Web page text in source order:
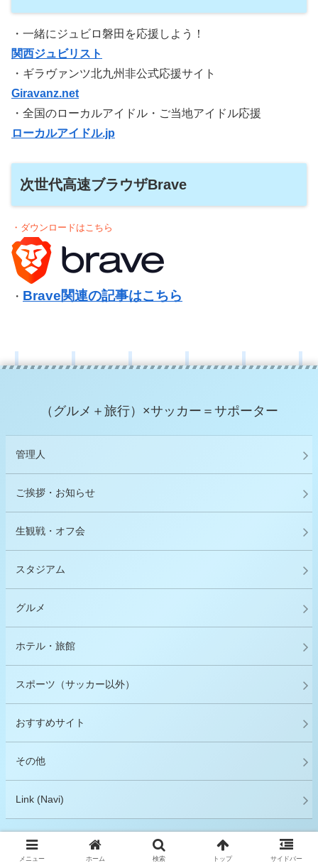
・一緒にジュビロ磐田を応援しよう！
関西ジュビリスト
・ギラヴァンツ北九州非公式応援サイト
Giravanz.net
・全国のローカルアイドル・ご当地アイドル応援
ローカルアイドル.jp
次世代高速ブラウザBrave
・ダウンロードはこちら
・ Brave関連の記事はこちら
（グルメ＋旅行）×サッカー＝サポーター
管理人
ご挨拶・お知らせ
生観戦・オフ会
スタジアム
グルメ
ホテル・旅館
スポーツ（サッカー以外）
おすすめサイト
その他
Link (Navi)
© 2015 （グルメ＋旅行）×サッカー＝サポーター.
メニュー ホーム 検索 トップ サイドバー